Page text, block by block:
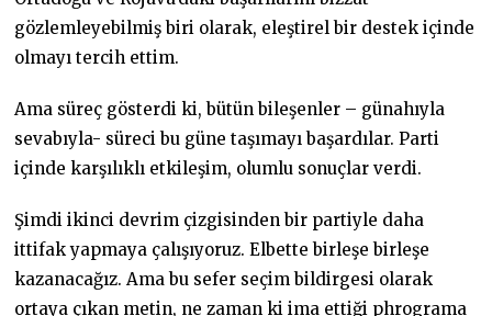
gözlemleyebilmiş biri olarak, eleştirel bir destek içinde
olmayı tercih ettim.
Ama süreç gösterdi ki, bütün bileşenler – günahıyla
sevabıyla- süreci bu güne taşımayı başardılar. Parti
içinde karşılıklı etkileşim, olumlu sonuçlar verdi.
Şimdi ikinci devrim çizgisinden bir partiyle daha
ittifak yapmaya çalışıyoruz. Elbette birleşe birleşe
kazanacağız. Ama bu sefer seçim bildirgesi olarak
ortaya çıkan metin, ne zaman ki ima ettiği phrograma